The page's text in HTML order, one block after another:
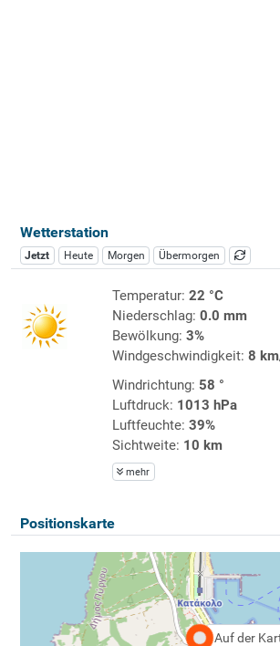
Wetterstation
Jetzt Heute Morgen Übermorgen
Temperatur: 22 °C
Niederschlag: 0.0 mm
Bewölkung: 3%
Windgeschwindigkeit: 8
Windrichtung: 58 °
Luftdruck: 1013 hPa
Luftfeuchte: 39%
Sichtweite: 10 km
mehr
Positionskarte
Auf der